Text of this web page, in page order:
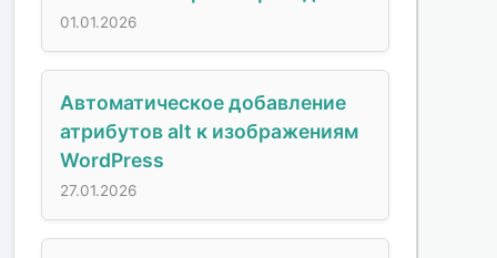
01.01.2026
Автоматическое добавление
атрибутов alt к изображениям
WordPress
27.01.2026